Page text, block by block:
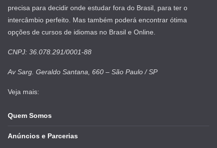
precisa para decidir onde estudar fora do Brasil, para ter o
intercâmbio perfeito. Mas também poderá encontrar ótima
opções de cursos de idiomas no Brasil e Online.
CNPJ: 36.078.291/0001-88
Av Sarg. Geraldo Santana, 660 – São Paulo / SP
Veja mais:
Quem Somos
Anúncios e Parcerias